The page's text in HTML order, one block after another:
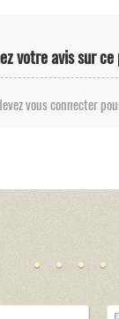
votre avis sur
vous connecter